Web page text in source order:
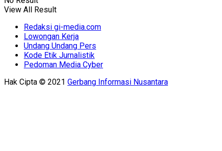
View All Result
Redaksi gi-media.com
Lowongan Kerja
Undang Undang Pers
Kode Etik Jurnalistik
Pedoman Media Cyber
Hak Cipta © 2021 Gerbang Informasi Nusantara